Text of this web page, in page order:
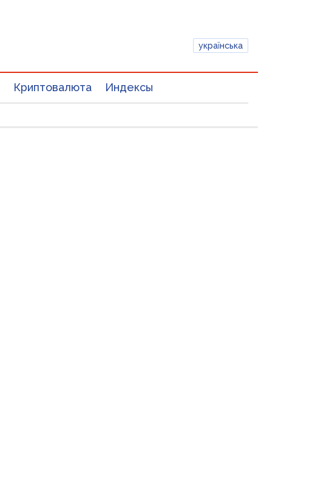
українська
Криптовалюта Индексы